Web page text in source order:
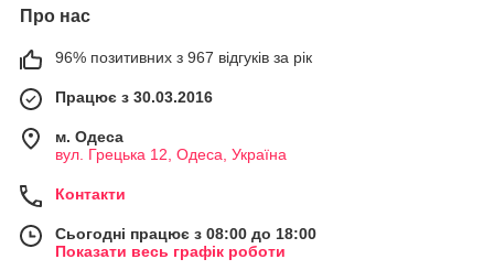
Про нас
96% позитивних з 967 відгуків за рік
Працює з 30.03.2016
м. Одеса
вул. Грецька 12, Одеса, Україна
Контакти
Сьогодні працює з 08:00 до 18:00
Показати весь графік роботи